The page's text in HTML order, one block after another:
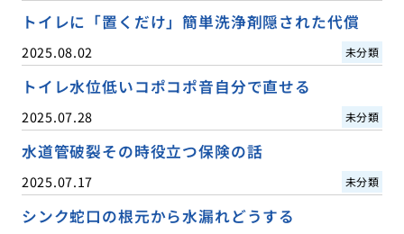
トイレに「置くだけ」簡単洗浄剤隠された代償
2025.08.02 未分類
トイレ水位低いコポコポ音自分で直せる
2025.07.28 未分類
水道管破裂その時役立つ保険の話
2025.07.17 未分類
シンク蛇口の根元から水漏れどうする